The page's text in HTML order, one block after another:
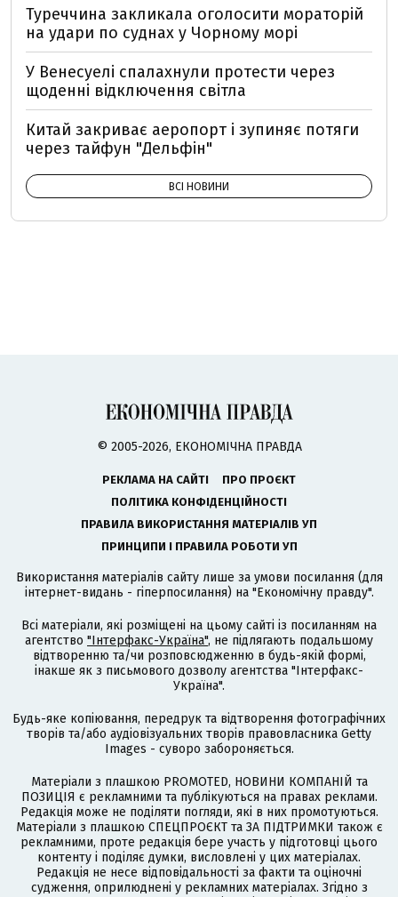
Туреччина закликала оголосити мораторій
на удари по суднах у Чорному морі
У Венесуелі спалахнули протести через
щоденні відключення світла
Китай закриває аеропорт і зупиняє потяги
через тайфун "Дельфін"
ВСІ НОВИНИ
© 2005-2026, ЕКОНОМІЧНА ПРАВДА
РЕКЛАМА НА САЙТІ
ПРО ПРОЄКТ
ПОЛІТИКА КОНФІДЕНЦІЙНОСТІ
ПРАВИЛА ВИКОРИСТАННЯ МАТЕРІАЛІВ УП
ПРИНЦИПИ І ПРАВИЛА РОБОТИ УП
Використання матеріалів сайту лише за умови посилання (для
інтернет-видань - гіперпосилання) на "Економічну правду".
Всі матеріали, які розміщені на цьому сайті із посиланням на
агентство "Інтерфакс-Україна", не підлягають подальшому
відтворенню та/чи розповсюдженню в будь-якій формі,
інакше як з письмового дозволу агентства "Інтерфакс-
Україна".
Будь-яке копіювання, передрук та відтворення фотографічних
творів та/або аудіовізуальних творів правовласника Getty
Images - суворо забороняється.
Матеріали з плашкою PROMOTED, НОВИНИ КОМПАНІЙ та
ПОЗИЦІЯ є рекламними та публікуються на правах реклами.
Редакція може не поділяти погляди, які в них промотуються.
Матеріали з плашкою СПЕЦПРОЄКТ та ЗА ПІДТРИМКИ також є
рекламними, проте редакція бере участь у підготовці цього
контенту і поділяє думки, висловлені у цих матеріалах.
Редакція не несе відповідальності за факти та оціночні
судження, оприлюднені у рекламних матеріалах. Згідно з